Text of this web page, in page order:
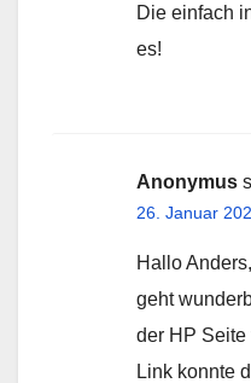
Die einfach
es!
Anonymus
26. Januar
Hallo Anders,
geht
der HP Seite
Link konnte